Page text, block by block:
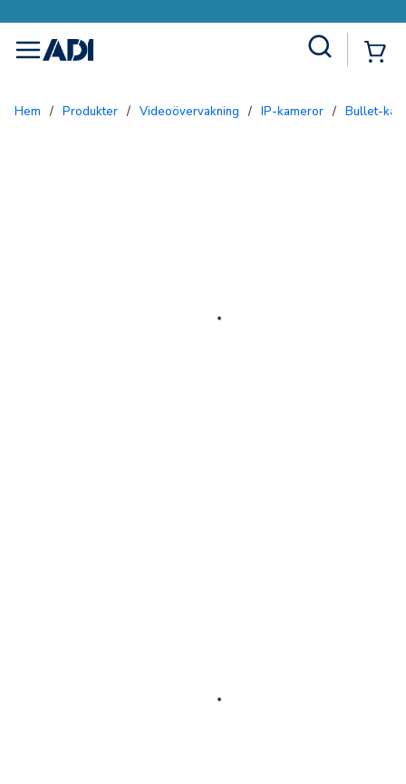
menu
Hem / Produkter / Videoövervakning / IP-kameror / Bullet-